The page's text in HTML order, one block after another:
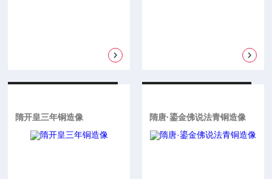
隋开皇三年铜造像 隋唐·鎏金佛说法青铜造像